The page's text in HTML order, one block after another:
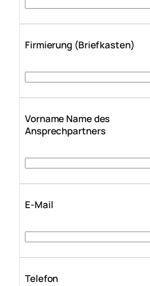
Firmierung (Briefkasten)
Vorname Name des
Ansprechpartners
E-Mail
Telefon